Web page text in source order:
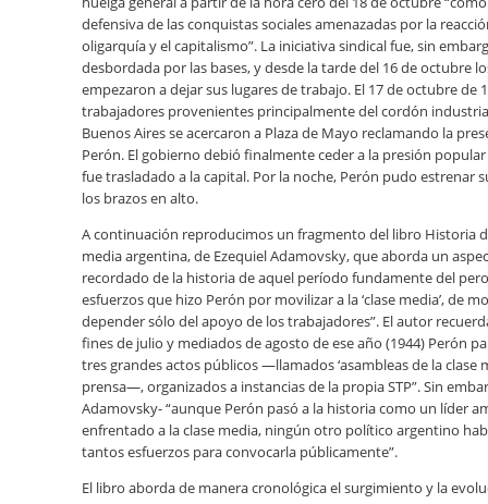
defensiva de las conquistas sociales amenazadas por la
oligarquía y el capitalismo”. La iniciativa sindical fue, sin
desbordada por las bases, y desde la tarde del 16 de octubre
empezaron a dejar sus lugares de trabajo. El 17 de octubre de
trabajadores provenientes principalmente del cordón
Buenos Aires se acercaron a Plaza de Mayo reclamando la
Perón. El gobierno debió finalmente ceder a la presión
fue trasladado a la capital. Por la noche, Perón pudo estrenar
los brazos en alto.
A continuación reproducimos un fragmento del libro Historia
media argentina, de Ezequiel Adamovsky, que aborda un
recordado de la historia de aquel período fundamente del
esfuerzos que hizo Perón por movilizar a la ‘clase media’, de
depender sólo del apoyo de los trabajadores”. El autor
fines de julio y mediados de agosto de ese año (1944) Perón
tres grandes actos públicos —llamados ‘asambleas de la clase
prensa—, organizados a instancias de la propia STP”. Sin
Adamovsky- “aunque Perón pasó a la historia como un líder
enfrentado a la clase media, ningún otro político argentino
tantos esfuerzos para convocarla públicamente”.
El libro aborda de manera cronológica el surgimiento y la